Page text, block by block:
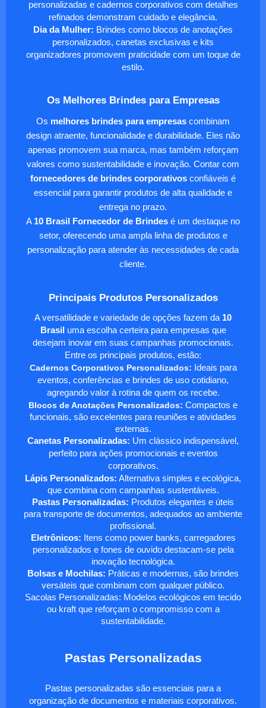
personalizadas e cadernos corporativos com detalhes
refinados demonstram cuidado e elegância.
Dia da Mulher: Brindes como blocos de anotações
personalizados, canetas exclusivas e kits
organizadores promovem praticidade com um toque de
estilo.
Os Melhores Brindes para Empresas
Os melhores brindes para empresas combinam
design atraente, funcionalidade e durabilidade. Eles não
apenas promovem sua marca, mas também reforçam
valores como sustentabilidade e inovação. Contar com
fornecedores de brindes corporativos confiáveis é
essencial para garantir produtos de alta qualidade e
entrega no prazo.
A 10 Brasil Fornecedor de Brindes é um destaque no
setor, oferecendo uma ampla linha de produtos e
personalização para atender às necessidades de cada
cliente.
Principais Produtos Personalizados
A versatilidade e variedade de opções fazem da 10
Brasil uma escolha certeira para empresas que
desejam inovar em suas campanhas promocionais.
Entre os principais produtos, estão:
Cadernos Corporativos Personalizados: Ideais para
eventos, conferências e brindes de uso cotidiano,
agregando valor à rotina de quem os recebe.
Blocos de Anotações Personalizados: Compactos e
funcionais, são excelentes para reuniões e atividades
externas.
Canetas Personalizadas: Um clássico indispensável,
perfeito para ações promocionais e eventos
corporativos.
Lápis Personalizados: Alternativa simples e ecológica,
que combina com campanhas sustentáveis.
Pastas Personalizadas: Produtos elegantes e úteis
para transporte de documentos, adequados ao ambiente
profissional.
Eletrônicos: Itens como power banks, carregadores
personalizados e fones de ouvido destacam-se pela
inovação tecnológica.
Bolsas e Mochilas: Práticas e modernas, são brindes
versáteis que combinam com qualquer público.
Sacolas Personalizadas: Modelos ecológicos em tecido
ou kraft que reforçam o compromisso com a
sustentabilidade.
Pastas Personalizadas
Pastas personalizadas são essenciais para a
organização de documentos e materiais corporativos.